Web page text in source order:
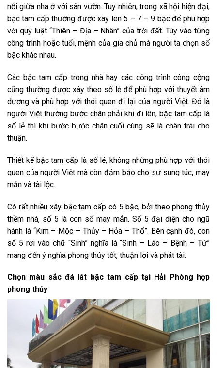
nỗi giữa nhà ở với sân vườn. Tuy nhiên, trong xã hội hiện đại,
bậc tam cấp thường được xây lên 5 – 7 – 9 bậc để phù hợp
với quy luật “Thiên – Địa – Nhân” của trời đất. Tùy vào từng
công trình hoặc tuổi, mệnh của gia chủ mà người ta chọn số
bậc khác nhau.
Các bậc tam cấp trong nhà hay các công trình công cộng
cũng thường được xây theo số lẻ để phù hợp với thuyết âm
dương và phù hợp với thói quen đi lại của người Việt. Đó là
người Việt thường bước chân phải khi đi lên, bậc tam cấp là
số lẻ thì khi bước bước chân cuối cùng sẽ là chân trái cho
thuận.
Thiết kế bậc tam cấp là số lẻ, không những phù hợp với thói
quen của người Việt mà còn đảm bảo cho sự sung túc, may
mắn và tài lộc.
Có rất nhiều xây bậc tam cấp có 5 bậc, bởi theo phong thủy
thềm nhà, số 5 là con số may mắn. Số 5 đại diện cho ngũ
hành là “Kim – Mộc – Thủy – Hỏa – Thổ”. Bên cạnh đó, con
số 5 rơi vào chữ “Sinh” nghĩa là “Sinh – Lão – Bệnh – Tử”
mang đến ý nghĩa phong thủy tốt, thuận lợi và phát tài.
Chọn màu sắc đá lát bậc tam cấp tại Hải Phòng hợp
phong thủy